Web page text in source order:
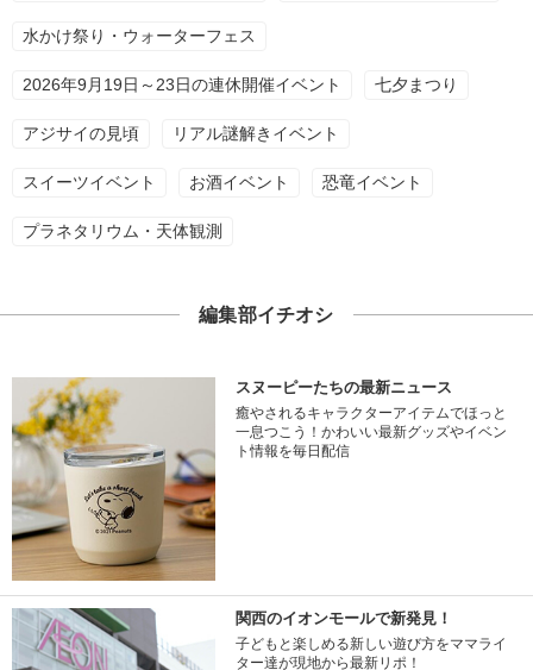
水かけ祭り・ウォーターフェス
2026年9月19日～23日の連休開催イベント 七夕まつり
アジサイの見頃 リアル謎解きイベント
スイーツイベント お酒イベント 恐竜イベント
プラネタリウム・天体観測
編集部イチオシ
スヌーピーたちの最新ニュース
癒やされるキャラクターアイテムでほっと
一息つこう！かわいい最新グッズやイベン
ト情報を毎日配信
関西のイオンモールで新発見！
子どもと楽しめる新しい遊び方をママライ
ター達が現地から最新リポ！